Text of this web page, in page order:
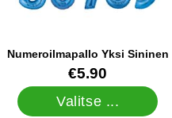
Numeroilmapallo Yksi Sininen
Tuote.nro 5068€5.90
Valitse ...